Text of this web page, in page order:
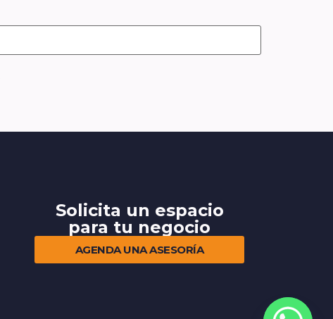
Solicita un espacio
para tu negocio
AGENDA UNA ASESORÍA